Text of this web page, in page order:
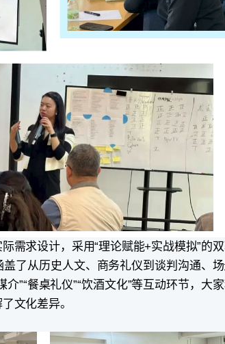
需求设计，采用“理论赋能+实战模拟”的双
了从历史人文、商务礼仪到谈判沟通、
”“餐桌礼仪”“饮酒文化”等互动环节，大
文化差异。